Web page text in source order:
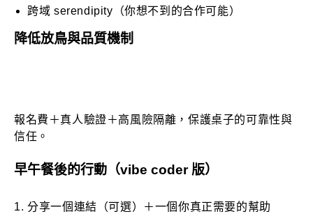
跨域 serendipity（你想不到的合作可能）
降低放鳥與品質機制
報名費＋真人驗證＋高風險隔離，保護桌子的可靠性與
信任。
早午餐後的行動（vibe coder 版）
分享一個連結（可選）＋一個你真正需要的幫助